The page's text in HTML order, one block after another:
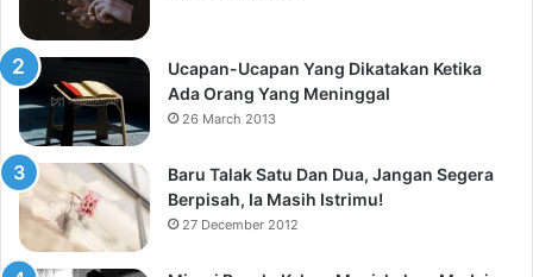
Ucapan-Ucapan Yang Dikatakan Ketika
Ada Orang Yang Meninggal
26 March 2013
Baru Talak Satu Dan Dua, Jangan Segera
Berpisah, Ia Masih Istrimu!
27 December 2012